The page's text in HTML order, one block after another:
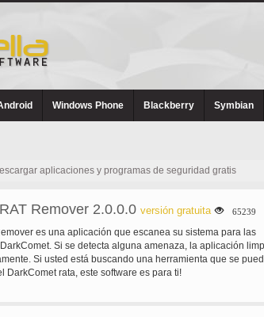
Windows Phone Blackberry Symbian
aplicaciones y programas de seguridad gratis
Remover 2.0.0.0 versión gratuita 65239
es una aplicación que escanea su sistema para las
Si se detecta alguna amenaza, la aplicación
Si usted está buscando una herramienta que se
DarkComet rata, este software es para ti!